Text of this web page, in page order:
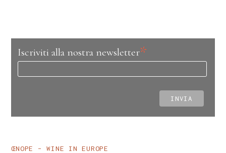
Iscriviti alla nostra newsletter*
ŒNOPE – WINE IN EUROPE